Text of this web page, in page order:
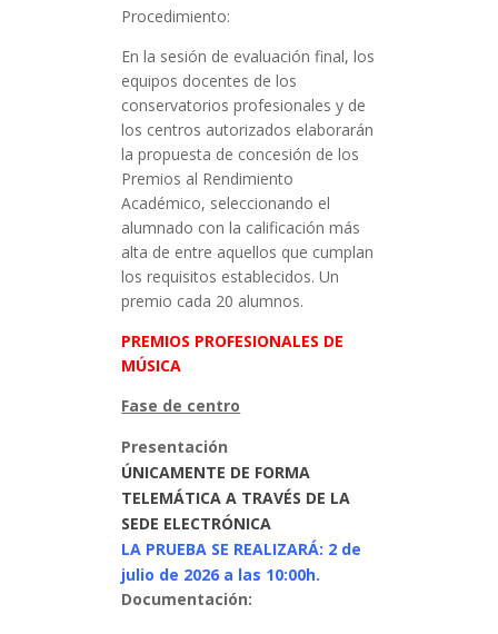
Procedimiento:
En la sesión de evaluación final, los
equipos docentes de los
conservatorios profesionales y de
los centros autorizados elaborarán
la propuesta de concesión de los
Premios al Rendimiento
Académico, seleccionando el
alumnado con la calificación más
alta de entre aquellos que cumplan
los requisitos establecidos. Un
premio cada 20 alumnos.
PREMIOS PROFESIONALES DE
MÚSICA
Fase de centro
Presentación
ÚNICAMENTE DE FORMA
TELEMÁTICA A TRAVÉS DE LA
SEDE ELECTRÓNICA
LA PRUEBA SE REALIZARÁ: 2 de
julio de 2026 a las 10:00h.
Documentación: